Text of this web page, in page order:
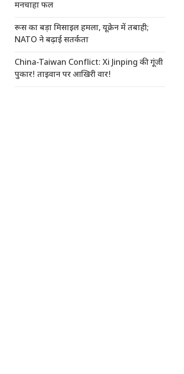
मनचाहा फल
रूस का बड़ा मिसाइल हमला, यूक्रेन में तबाही;
NATO ने बढ़ाई सतर्कता
China-Taiwan Conflict: Xi Jinping की गूंजी
पुकार! ताइवान पर आखिरी वार!